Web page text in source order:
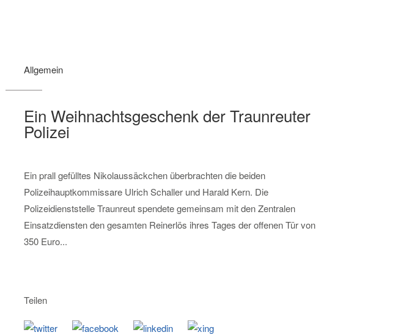
Allgemein
Ein Weihnachtsgeschenk der Traunreuter
Polizei
Ein prall gefülltes Nikolaussäckchen überbrachten die beiden
Polizeihauptkommissare Ulrich Schaller und Harald Kern. Die
Polizeidienststelle Traunreut spendete gemeinsam mit den Zentralen
Einsatzdiensten den gesamten Reinerlös ihres Tages der offenen Tür von
350 Euro...
Teilen